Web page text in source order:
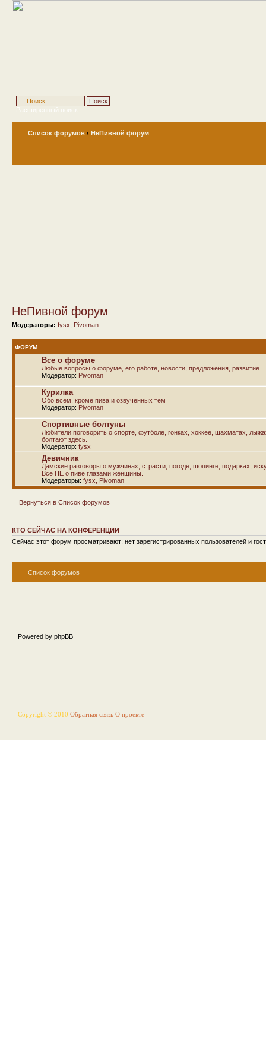
Расширенный поиск
Список форумов ‹ НеПивной форум
НеПивной форум
Модераторы: fysx Pivoman
ФОРУМ
Все о форуме
Любые вопросы о форуме, его работе, новости, предложения, развитие
Модератор: Pivoman
Курилка
Обо всем, кроме пива и озвученных тем
Модератор: Pivoman
Спортивные болтуны
Любители поговорить о спорте, футболе, гонках, хоккее, шахматах,
болтают здесь.
Модератор: fysx
Девичник
Дамские разговоры о мужчинах, страсти, погоде, шопинге, подарках,
Все НЕ о пиве глазами женщины.
Модераторы: fysx Pivoman
Вернуться в Список форумов
КТО СЕЙЧАС НА КОНФЕРЕНЦИИ
Сейчас этот форум просматривают: нет зарегистрированных пользователей и
Список форумов
Powered by phpBB
Copyright © 2010 Обратная связь О проекте